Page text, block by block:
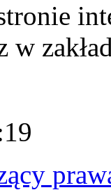
w